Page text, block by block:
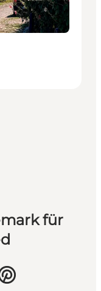
für